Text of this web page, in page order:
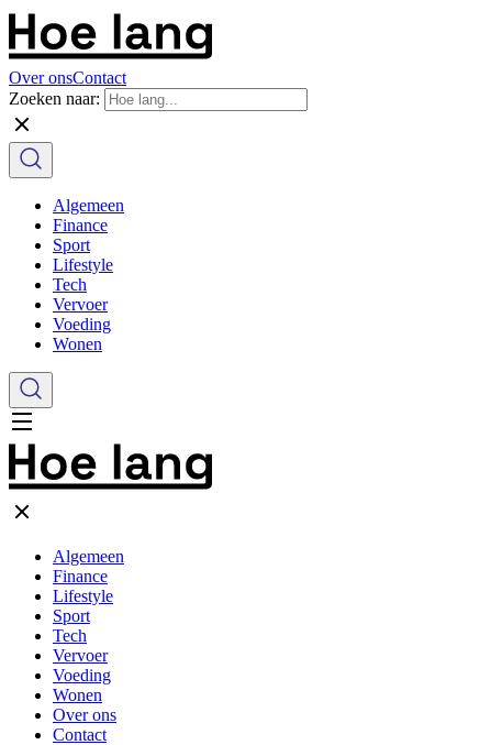
Over onsContact
Zoeken naar:
Algemeen
Finance
Sport
Lifestyle
Tech
Vervoer
Voeding
Wonen
Algemeen
Finance
Lifestyle
Sport
Tech
Vervoer
Voeding
Wonen
Over ons
Contact